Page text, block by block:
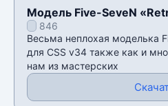
Модель Five-SeveN
v34846
Весьма неплохая моделька
для CSS v34 также как и
нам из мастерских